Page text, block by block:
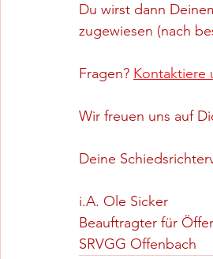
Du wirst dann
zugewiesen (nach
Fragen? Kontaktiere
Wir freuen uns auf
Deine
i.A. Ole Sicker
Beauftragter für
SRVGG Offenbach